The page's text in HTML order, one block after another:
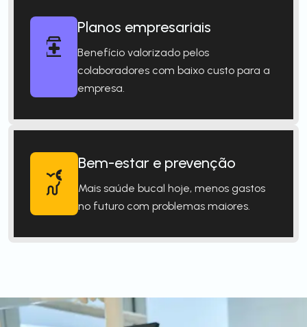
Planos empresariais
Benefício valorizado pelos
colaboradores com baixo custo para a
empresa.
Bem-estar e prevenção
Mais saúde bucal hoje, menos gastos
no futuro com problemas maiores.